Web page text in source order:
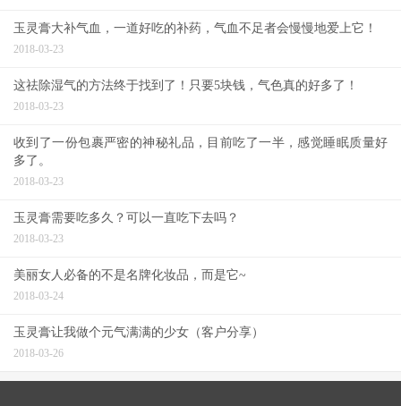
玉灵膏大补气血，一道好吃的补药，气血不足者会慢慢地爱上它！
2018-03-23
这祛除湿气的方法终于找到了！只要5块钱，气色真的好多了！
2018-03-23
收到了一份包裹严密的神秘礼品，目前吃了一半，感觉睡眠质量好
多了。
2018-03-23
玉灵膏需要吃多久？可以一直吃下去吗？
2018-03-23
美丽女人必备的不是名牌化妆品，而是它~
2018-03-24
玉灵膏让我做个元气满满的少女（客户分享）
2018-03-26